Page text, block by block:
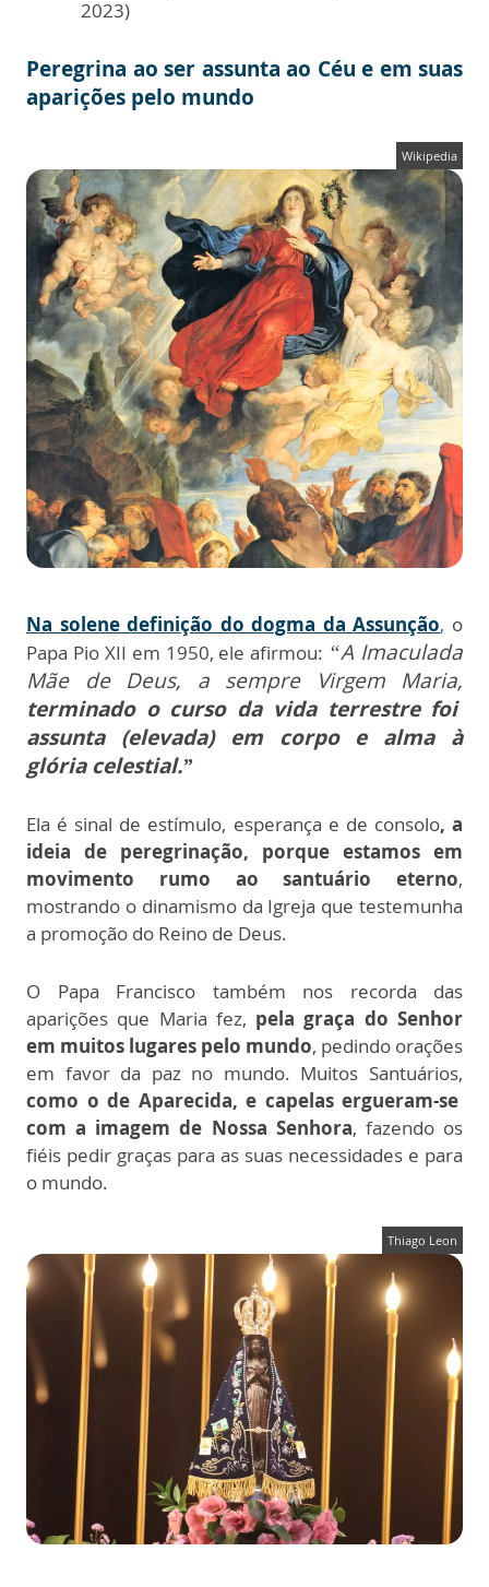
2023)
Peregrina ao ser assunta ao Céu e em suas
aparições pelo mundo
Wikipedia
Na solene definição do dogma da Assunção, o
Papa Pio XII em 1950, ele afirmou: “A Imaculada
Mãe de Deus, a sempre Virgem Maria,
terminado o curso da vida terrestre foi
assunta (elevada) em corpo e alma à
glória celestial.”
Ela é sinal de estímulo, esperança e de consolo, a
ideia de peregrinação, porque estamos em
movimento rumo ao santuário eterno,
mostrando o dinamismo da Igreja que testemunha
a promoção do Reino de Deus.
O Papa Francisco também nos recorda das
aparições que Maria fez, pela graça do Senhor
em muitos lugares pelo mundo, pedindo orações
em favor da paz no mundo. Muitos Santuários,
como o de Aparecida, e capelas ergueram-se
com a imagem de Nossa Senhora, fazendo os
fiéis pedir graças para as suas necessidades e para
o mundo.
Thiago Leon